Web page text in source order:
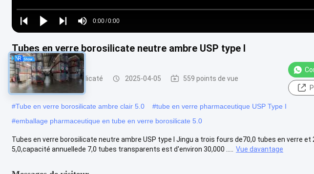
Play
Play
Play
Mute
Time
0:00/0:00
Loaded:
0%
Tubes en verre borosilicate neutre ambre USP type I
Tube en verre borosilicaté 2025-04-05 559 points de vue
#Tube en verre borosilicate ambre clair 5.0 #tube en verre pharmaceutique USP Type I
#emballage pharmaceutique en tube en verre borosilicate 5.0
Tubes en verre borosilicate neutre ambre USP type I Jingu a trois fours de70,0 tubes en verre
5,0,capacité annuellede 7,0 tubes transparents est d'environ 30,000 .....
Vue davantage